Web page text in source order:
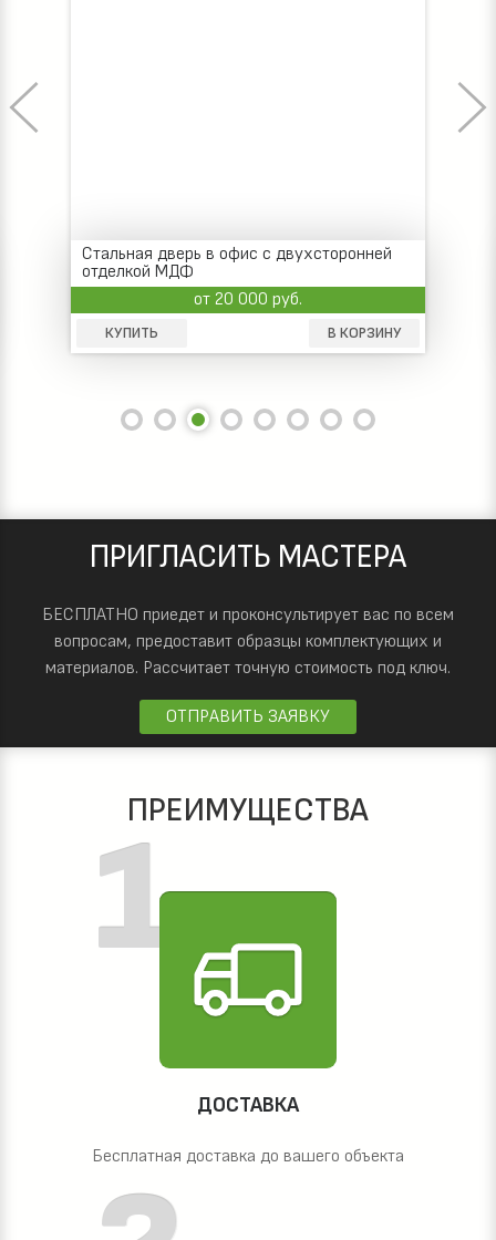
Входная дверь в офис без глазка,
двухсторонний ламинат
от 13 000 руб.
КУПИТЬ В КОРЗИНУ
ПРИГЛАСИТЬ МАСТЕРА
БЕСПЛАТНО приедет и проконсультирует вас по всем
вопросам, предоставит образцы комплектующих и
материалов. Рассчитает точную стоимость под ключ.
ОТПРАВИТЬ ЗАЯВКУ
ПРЕИМУЩЕСТВА
ДОСТАВКА
Бесплатная доставка до вашего объекта